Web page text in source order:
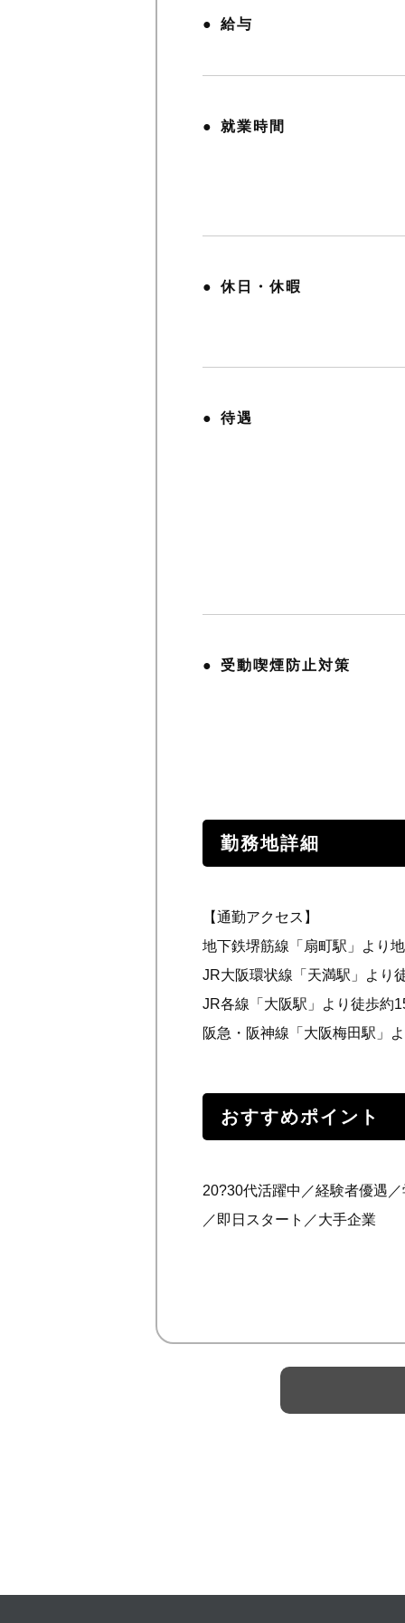
給与
就業時間
休日・休暇
待遇
受動喫煙防止対策
勤務地詳細
【通勤アクセス】
地下鉄堺筋線「扇町駅」より
JR大阪環状線「天満駅」よ
JR各線「大阪駅」より徒歩
阪急・阪神線「大阪梅田駅」
おすすめポイント
20?30代活躍中／経験者優遇
／即日スタート／大手企業